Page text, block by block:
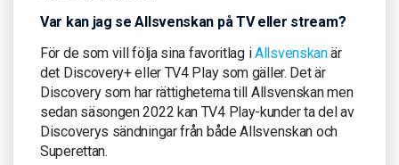
Var kan jag se Allsvenskan på TV eller stream?
För de som vill följa sina favoritlag iAllsvenskanär
det Discovery+ eller TV4 Play som gäller. Det är
Discovery som har rättigheterna till Allsvenskan men
sedan säsongen 2022 kan TV4 Play-kunder ta del av
Discoverys sändningar från både Allsvenskan och
Superettan.